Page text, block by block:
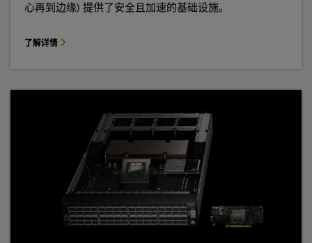
心再到边缘) 提供了安全且加速的基础设施。
了解详情